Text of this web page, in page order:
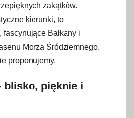
zakątków.
kierunki, to
fascynujące Bałkany i
Morza Śródziemnego.
proponujemy.
blisko, pięknie i